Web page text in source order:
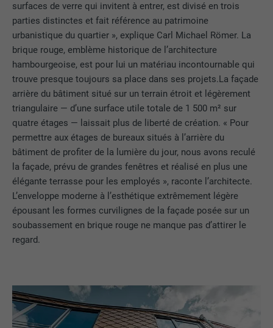
surfaces de verre qui invitent à entrer, est divisé en trois
parties distinctes et fait référence au patrimoine
urbanistique du quartier », explique Carl Michael Römer. La
brique rouge, emblème historique de l’architecture
hambourgeoise, est pour lui un matériau incontournable qui
trouve presque toujours sa place dans ses projets.La façade
arrière du bâtiment situé sur un terrain étroit et légèrement
triangulaire — d’une surface utile totale de 1 500 m² sur
quatre étages — laissait plus de liberté de création. « Pour
permettre aux étages de bureaux situés à l’arrière du
bâtiment de profiter de la lumière du jour, nous avons reculé
la façade, prévu de grandes fenêtres et réalisé en plus une
élégante terrasse pour les employés », raconte l’architecte.
L’enveloppe moderne à l’esthétique extrêmement légère
épousant les formes curvilignes de la façade posée sur un
soubassement en brique rouge ne manque pas d’attirer le
regard.